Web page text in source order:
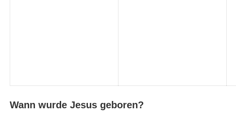
Wann wurde Jesus geboren?